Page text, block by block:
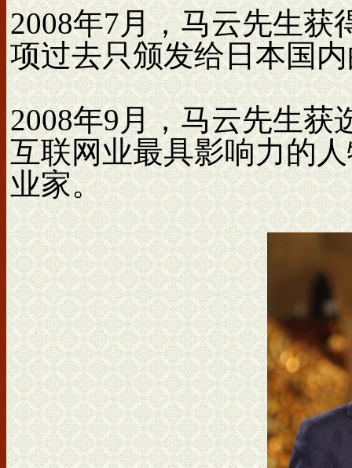
2008年7月，马云先生获
项过去只颁发给日本国
2008年9月，马云先生获
互联网业最具影响力的
业家。